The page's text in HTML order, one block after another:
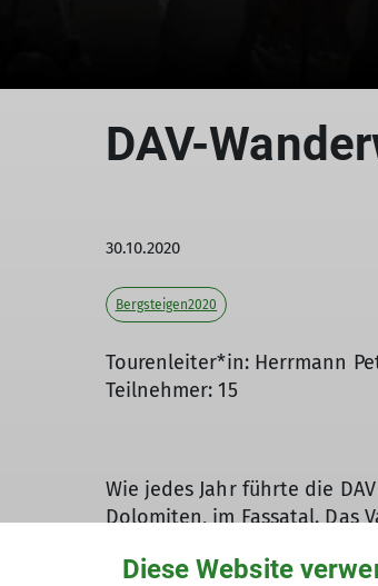
DAV-
30.10.2020
Bergsteigen2020
Tourenleiter*in: Herrmann
Teilnehmer: 15
Wie jedes Jahr führte die
Dolomiten, im Fassatal. Das
gemütliche Hotel bot neben
Diese Website